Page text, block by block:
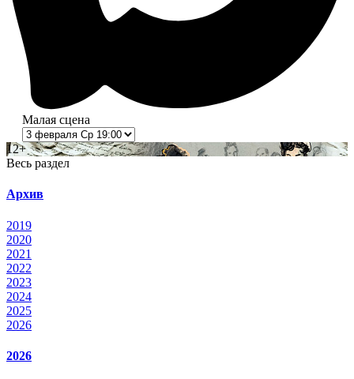
Малая сцена
12+
Весь раздел
Архив
2019
2020
2021
2022
2023
2024
2025
2026
2026